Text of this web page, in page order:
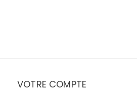
VOTRE COMPTE